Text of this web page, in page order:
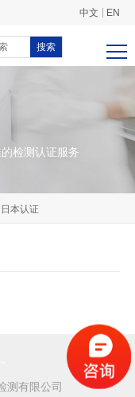
中文 EN
搜索
检测认证服务
日本认证
测有限公司